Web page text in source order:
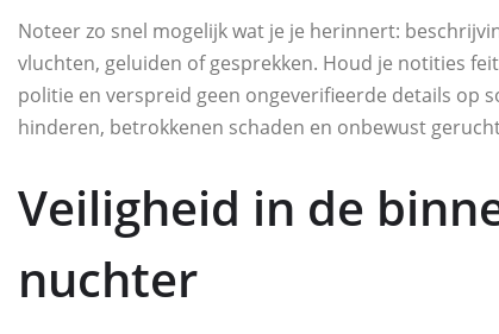
Noteer zo snel mogelijk wat je je herinnert:
vluchten, geluiden of gesprekken. Houd je notities
politie en verspreid geen ongeverifieerde details op
hinderen, betrokkenen schaden en onbewust
Veiligheid in de
nuchter